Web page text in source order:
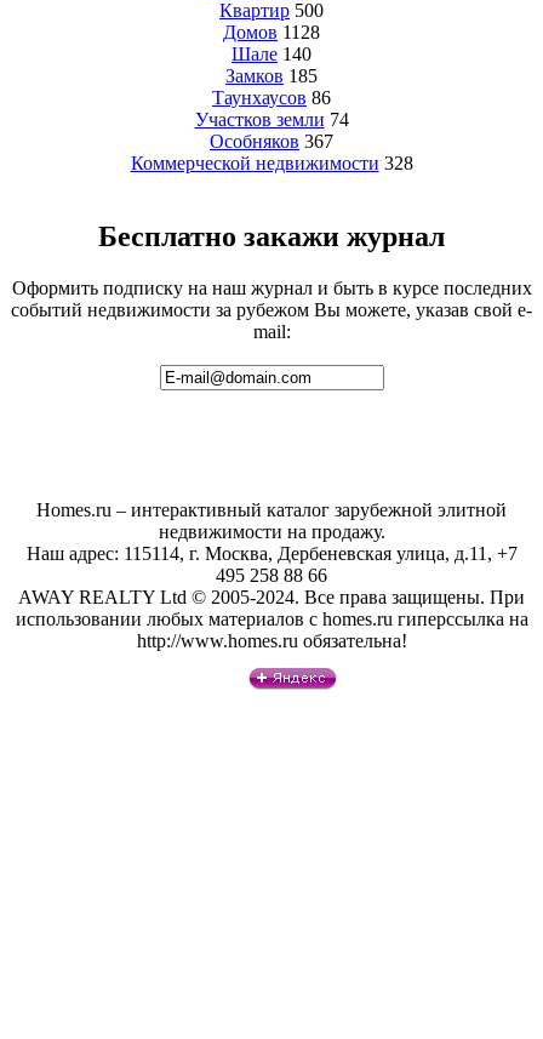
Квартир 500
Домов 1128
Шале 140
Замков 185
Таунхаусов 86
Участков земли 74
Особняков 367
Коммерческой недвижимости 328
Бесплатно закажи журнал
Оформить подписку на наш журнал и быть в курсе последних
событий недвижимости за рубежом Вы можете, указав свой e-
mail:
Homes.ru – интерактивный каталог зарубежной элитной
недвижимости на продажу.
Наш адрес: 115114, г. Москва, Дербеневская улица, д.11, +7
495 258 88 66
AWAY REALTY Ltd © 2005-2024. Все права защищены. При
использовании любых материалов с homes.ru гиперссылка на
http://www.homes.ru обязательна!